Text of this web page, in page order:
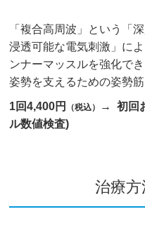
「複合高周波」という「
浸透可能な電気刺激」に
ンナーマッスルを強化でき
姿勢を支えるための姿勢筋
1回4,400円 （税込）
→ 初回
ル数値検査)
治療